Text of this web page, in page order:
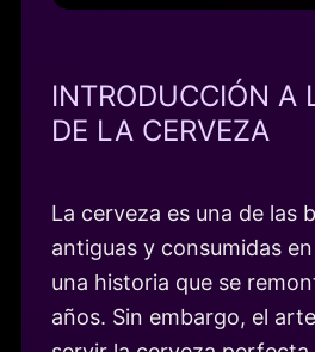
INTRODUCCIÓN A
DE LA CERVEZA
La cerveza es una de las
antiguas y consumidas
una historia que se
años. Sin embargo, el